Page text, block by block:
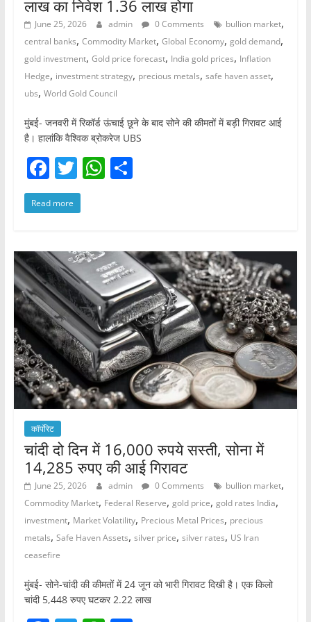
लाख का निवेश 1.36 लाख होगा
June 25, 2026 admin 0 Comments bullion market,
central banks, Commodity Market, Global Economy, gold demand,
gold investment, Gold price forecast, India gold prices, Inflation
Hedge, investment strategy, precious metals, safe haven asset,
ubs, World Gold Council
मुंबई- जनवरी में रिकॉर्ड ऊंचाई छूने के बाद सोने की कीमतों में बड़ी गिरावट आई
है। हालांकि वैश्विक ब्रोकरेज UBS
F
a
c
b
o
o
k
T
w
itt
W
A
p
p
S
Read more
कॉर्पोरेट
चांदी दो दिन में 16,000 रुपये सस्ती, सोना में
14,285 रुपए की आई गिरावट
June 25, 2026 admin 0 Comments bullion market,
Commodity Market, Federal Reserve, gold price, gold rates India,
investment, Market Volatility, Precious Metal Prices, precious
metals, Safe Haven Assets, silver price, silver rates, US Iran
ceasefire
मुंबई- सोने-चांदी की कीमतों में 24 जून को भारी गिरावट दिखी है। एक किलो
चांदी 5,448 रुपए घटकर 2.22 लाख